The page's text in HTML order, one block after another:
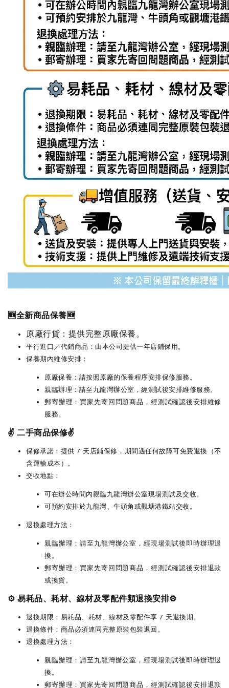
🆕全新商品保養🆕
原廠行貨：提供完整原廠保養。
平行進口／代銷商品：由本公司提供一年店鋪保用。
保養期內維修安排：
原廠保養：請按照原廠的保養程序安排保修服務。
親臨辦理：請至九龍灣辦公室，經測試後安排維修服務。
郵寄辦理：買家先寄回問題商品，經測試確認後安排維修
服務。
✌️ 二手商品保修✌️
保修承諾：提供 7 天店鋪保修，期間遇任何故障可免費退換（不
含運輸成本）。
交收地點：
可在辦公時間內親臨九龍灣辦公室現場測試及交收。
可預約安排於九龍灣、牛頭角或觀塘港鐵站交收。
退換處理方法：
親臨辦理：請至九龍灣辦公室，經現場測試後即時辦理退
換。
郵寄辦理：買家先寄回問題商品，經測試確認後安排退款
或換貨。
⚙️ 易耗品、耗材、線材及零配件類退換安排⚙️
退換期限：易耗品、耗材、線材及零配件享 7 天退換期。
退換條件：商品必須連同完整原裝包裝退回。
退換處理方法：
親臨辦理：請至九龍灣辦公室，經現場測試後即時辦理退
換。
郵寄辦理：買家先寄回問題商品，經測試確認後安排退款